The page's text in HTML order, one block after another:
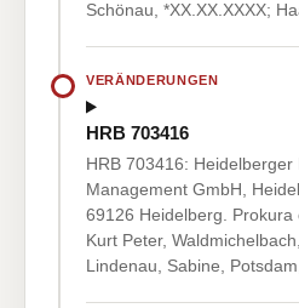
Schönau, *XX.XX.XXXX;
VERÄNDERUNGEN
HRB 703416
HRB 703416: Heidelberger
Management GmbH,
69126 Heidelberg. Prokura
Kurt Peter,
Lindenau, Sabine,